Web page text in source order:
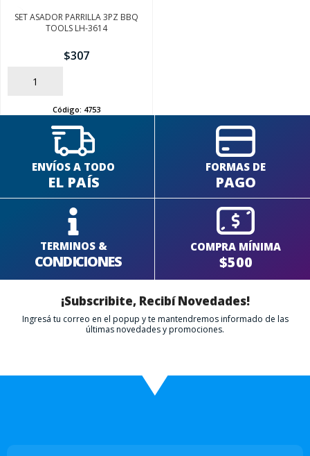
SET ASADOR PARRILLA 3PZ BBQ
TOOLS LH-3614
$307
AÑADIR
Código: 4753
ENVÍOS A TODO
EL PAÍS
FORMAS DE
PAGO
TERMINOS &
CONDICIONES
COMPRA MÍNIMA
$500
¡Subscribite, Recibí Novedades!
Ingresá tu correo en el popup y te mantendremos informado de las
últimas novedades y promociones.
SEGUÍ COMPRANDO